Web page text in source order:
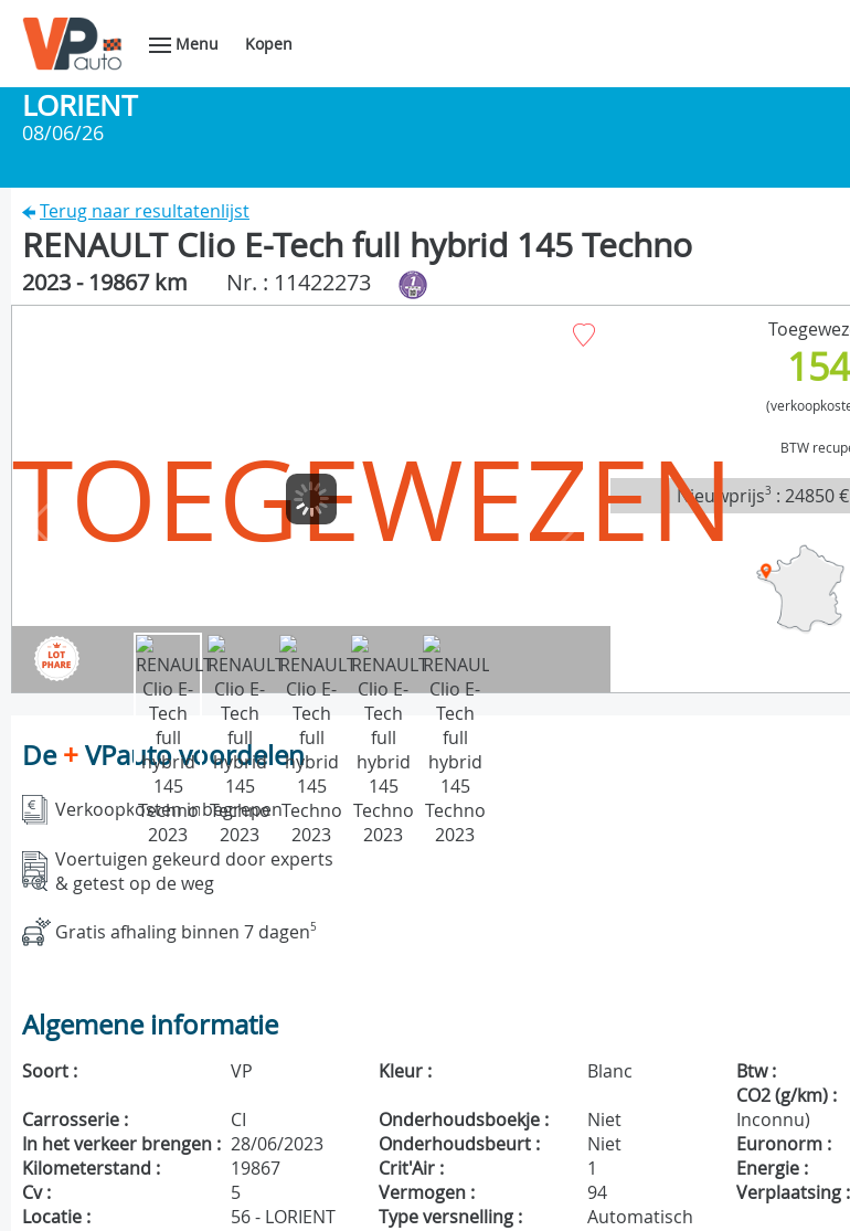
Menu Kopen
LORIENT
08/06/26
Terug naar resultatenlijst
RENAULT Clio E-Tech full hybrid 145 Techno
2023 - 19867 km Nr. : 11422273
TOEGEWEZEN BTW
Nieuwprijs3 : 24850 €
De+VPauto voordelen
Verkoopkosten inbegrepen
Voertuigen gekeurd door experts
& getest op de weg
Gratis afhaling binnen 7 dagen5
Algemene informatie
Soort : VP Kleur : Blanc Btw :
Carrosserie : CI Onderhoudsboekje : Niet
CO2 (g/km) :
Inconnu)
In het verkeer brengen : 28/06/2023 Onderhoudsbeurt : Niet Euronorm :
Kilometerstand :
19867 Crit'Air : 1 Energie :
Cv :
5 Vermogen : 94 Verplaatsing :
Locatie :
56 - LORIENT Type versnelling : Automatisch